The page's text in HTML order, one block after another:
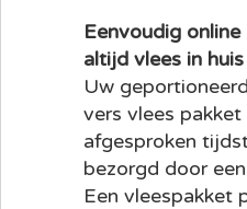
Eenvoudig
altijd vlees in
Uw
vers vlees
afgesproken
bezorgd door
Een vleespakket